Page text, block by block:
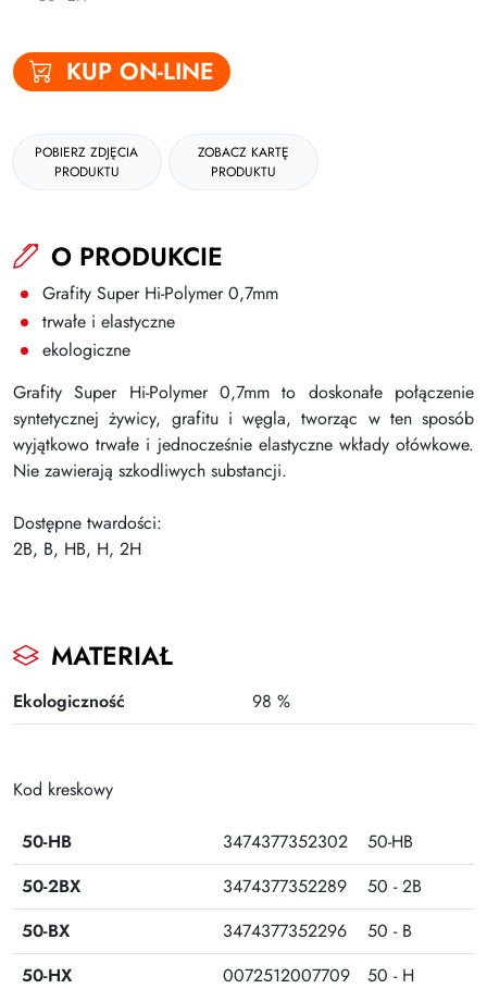
Kleje
Organizacja dokumentów
EKO-RECYCOLOGY
Wyprawka szkolna
Nożyczki
Kamuflaż dokumentów
Zero Max Teczka Skoroszytowa
KUP ON-LINE
POBIERZ ZDJĘCIA
PRODUKTU
ZOBACZ KARTĘ
PRODUKTU
O PRODUKCIE
Grafity Super Hi-Polymer 0,7mm
trwałe i elastyczne
ekologiczne
Grafity Super Hi-Polymer 0,7mm to doskonałe połączenie
syntetycznej żywicy, grafitu i węgla, tworząc w ten sposób
wyjątkowo trwałe i jednocześnie elastyczne wkłady ołówkowe.
Nie zawierają szkodliwych substancji.
Dostępne twardości:
2B, B, HB, H, 2H
MATERIAŁ
Ekologiczność 98 %
Kod kreskowy
50-HB 3474377352302
50-HB
50-2BX
3474377352289
50 - 2B
50-BX
3474377352296
50 - B
50-HX
0072512007709
50 - H